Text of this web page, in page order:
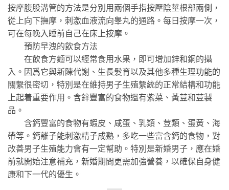
按摩腹股溝管的方法是分別用兩個手指按壓陰莖根部兩側，
從上向下撫摩，刺激血液流向睾丸的通路。每日按摩一次，
可在每晚入睡前自己在床上按摩。
預防早洩的飲食方法
在飲食方麵可以經常食用水果，即可增加鋅和銅的攝
入。因爲它與新陳代謝、生長髮育以及其他多種生理功能的
關繫很密切，特別是在維持男子生殖繫統的正常結構和功能
上起着重要作用。含鋅豐富的食物還有紫菜、黃荳和荳製
品。
含鈣豐富的食物有蝦皮、咸蛋、乳類、荳類、蛋黃、海
帶等。鈣離子能刺激精子成熟，多吃一些富含鈣的食物，對
改善男子生殖能力會有一定幫助。特別是新婚男子，應在婚
前就開始注意補充，新婚期間更需加強營養，以確保自身健
康和下一代的優生。